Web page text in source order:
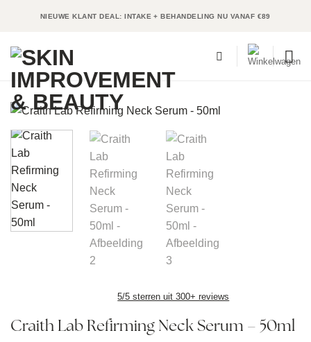
NIEUWE KLANT DEAL: INTAKE + BEHANDELING NU VANAF €89
5/5 sterren uit 300+ reviews
Craith Lab Refirming Neck Serum – 50ml